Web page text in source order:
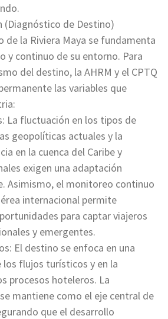
(Diagnóstico de Destino)
de la Riviera Maya se fundamenta
y continuo de su entorno. Para
del destino, la AHRM y el CPTQ
las variables que
La fluctuación en los tipos de
geopolíticas actuales y la
en la cuenca del Caribe y
exigen una adaptación
Asimismo, el monitoreo continuo
internacional permite
para captar viajeros
y emergentes.
El destino se enfoca en una
flujos turísticos y en la
procesos hoteleros. La
mantiene como el eje central de
que el desarrollo